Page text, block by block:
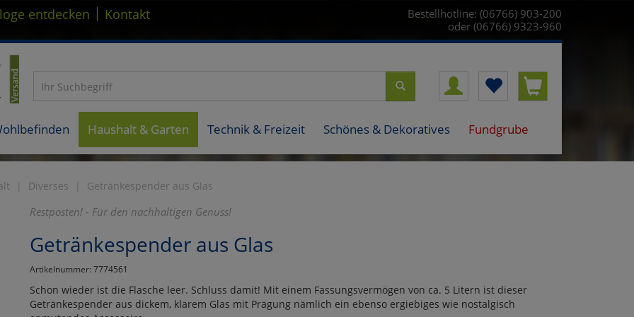
entdecken | Kontakt
Bestellhotline: (06766) 903-200
oder (06766) 9323-960
Haushalt & Garten Technik & Freizeit Schönes & Dekoratives Fundgrube
Diverses Getränkespender aus Glas
Restposten! - Für den nachhaltigen Genuss!
Getränkespender aus Glas
Artikelnummer: 7774561
Schon wieder ist die Flasche leer. Schluss damit! Mit einem Fassungsvermögen von ca. 5 Litern ist dieser
Getränkespender aus dickem, klarem Glas mit Prägung nämlich ein ebenso ergiebiges wie nostalgisch